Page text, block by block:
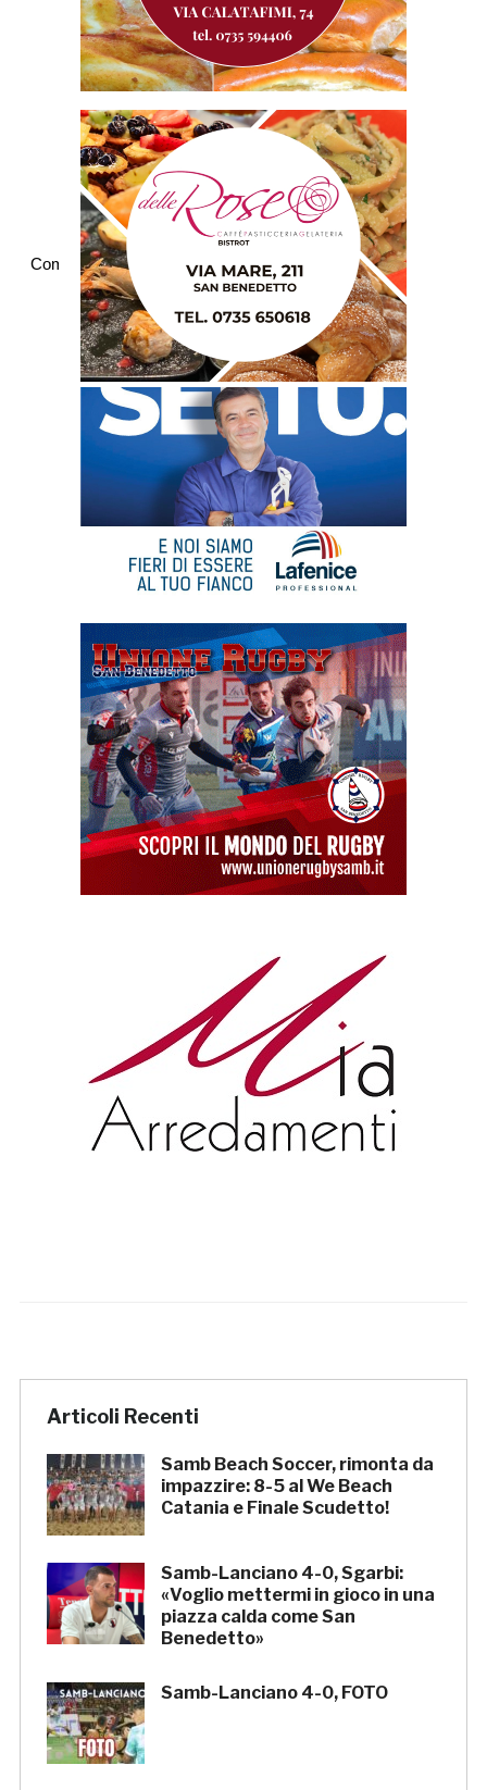
Commenti
Articoli Recenti
Samb Beach Soccer, rimonta da
impazzire: 8-5 al We Beach
Catania e Finale Scudetto!
Samb-Lanciano 4-0, Sgarbi:
«Voglio mettermi in gioco in una
piazza calda come San
Benedetto»
Samb-Lanciano 4-0, FOTO